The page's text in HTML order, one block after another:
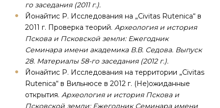
го заседания (2011 г.).
Йонайтис Р. Исследования на „Civitas Rutenica“ в
2011 г. Проверка теорий. Археология и история
Пскова и Псковской земли: Ежегодник
Семинара имени академика В.В. Седова. Выпуск
28. Материалы 58-го заседания (2012 г.).
Йонайтис Р. Исследования на территории „Civitas
Rutenica“ в Вильнюсе в 2012 г. (Не)ожиданные
открытия. Археология и история Пскова и
Псковской земли: Ежегодник Семинара имени